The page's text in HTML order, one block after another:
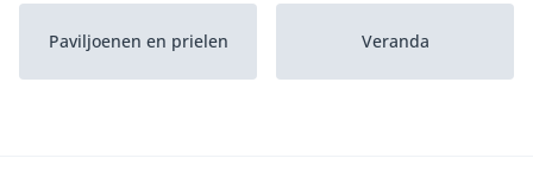
Paviljoenen en prielen Veranda